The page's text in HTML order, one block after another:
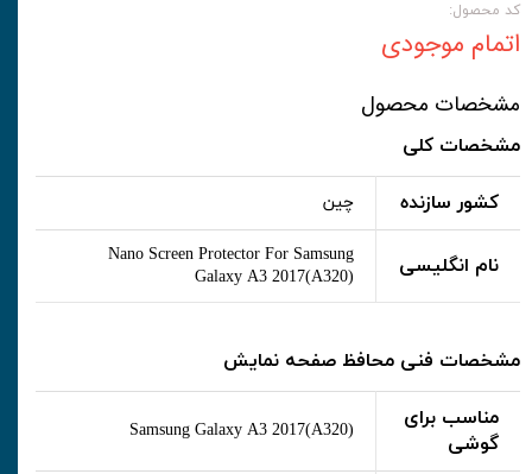
کد محصول:
اتمام موجودی
مشخصات محصول
مشخصات کلی
کشور سازنده چین
نام انگلیسی
Nano Screen Protector For Samsung
Galaxy A3 2017(A320)
مشخصات فنی محافظ صفحه نمایش
مناسب برای
گوشی
Samsung Galaxy A3 2017(A320)